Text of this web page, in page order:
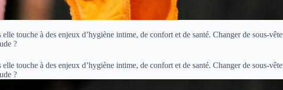
touche à des enjeux d’hygiène intime, de confort et de santé. Changer de sous-
?
touche à des enjeux d’hygiène intime, de confort et de santé. Changer de sous-
?